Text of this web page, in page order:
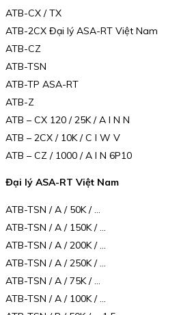
ATB-CX / TX
ATB-2CX Đại lý ASA-RT Việt Nam
ATB-CZ
ATB-TSN
ATB-TP ASA-RT
ATB-Z
ATB – CX 120 / 25K / A I N N
ATB – 2CX / 10K / C I W V
ATB – CZ / 1000 / A I N 6P10
Đại lý ASA-RT Việt Nam
ATB-TSN / A / 50K / …
ATB-TSN / A / 150K / …
ATB-TSN / A / 200K / …
ATB-TSN / A / 250K / …
ATB-TSN / A / 75K / …
ATB-TSN / A / 100K / …